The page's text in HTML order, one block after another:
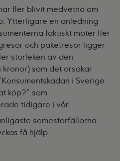
fler blivit medvetna om
Ytterligare en anledning
faktiskt möter fler
och paketresor ligger
storleken av den
kronor) som det orsakar
i Sverige
köp?” som
tidigare i vår.
semesterfällorna
få hjälp.